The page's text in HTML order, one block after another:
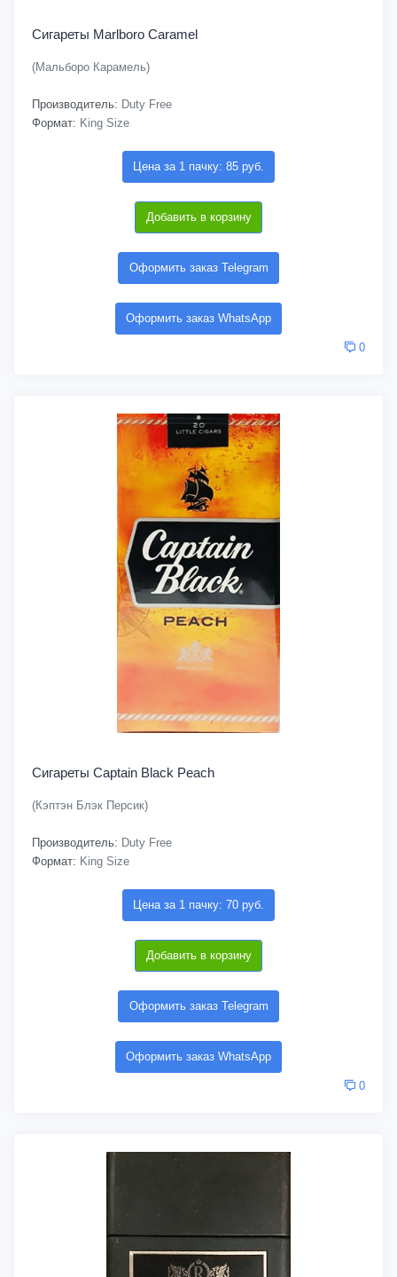
Сигареты Marlboro Caramel
(Мальборо Карамель)
Производитель: Duty Free
Формат: King Size
Цена за 1 пачку: 85 руб.
Добавить в корзину
Оформить заказ Telegram
Оформить заказ WhatsApp
0
Сигареты Captain Black Peach
(Кэптэн Блэк Персик)
Производитель: Duty Free
Формат: King Size
Цена за 1 пачку: 70 руб.
Добавить в корзину
Оформить заказ Telegram
Оформить заказ WhatsApp
0